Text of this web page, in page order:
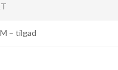
– tilgad